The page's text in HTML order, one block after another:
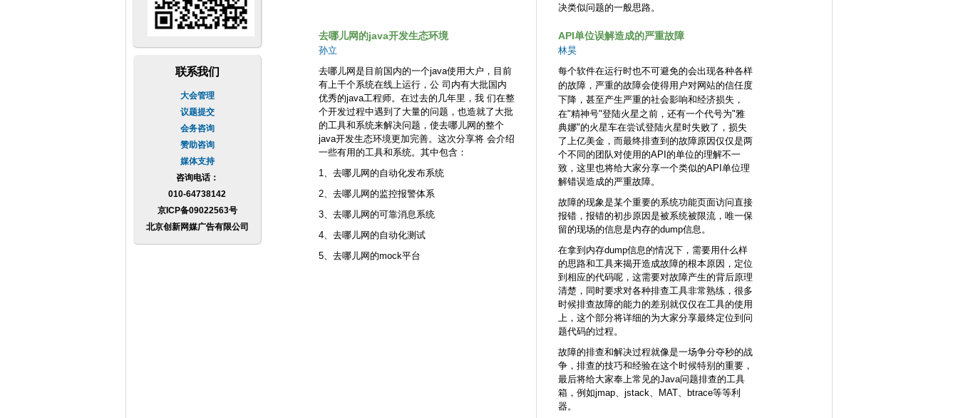
联系我们
大会管理
议题提交
会务咨询
赞助咨询
媒体支持
咨询电话：
010-64738142
京ICP备09022563号
北京创新网媒广告有限公司
决类似问题的一般思路。
去哪儿网的java开发生态环境
孙立
去哪儿网是目前国内的一个java使用大户，目前
有上千个系统在线上运行，公 司内有大批国内
优秀的java工程师。在过去的几年里，我 们在整
个开发过程中遇到了大量的问题，也造就了大批
的工具和系统来解决问题，使去哪儿网的整个
java开发生态环境更加完善。这次分享将 会介绍
一些有用的工具和系统。其中包含：
1、去哪儿网的自动化发布系统
2、去哪儿网的监控报警体系
3、去哪儿网的可靠消息系统
4、去哪儿网的自动化测试
5、去哪儿网的mock平台
API单位误解造成的严重故障
林昊
每个软件在运行时也不可避免的会出现各种各样
的故障，严重的故障会使得用户对网站的信任度
下降，甚至产生严重的社会影响和经济损失，
在"精神号"登陆火星之前，还有一个代号为"雅
典娜"的火星车在尝试登陆火星时失败了，损失
了上亿美金，而最终排查到的故障原因仅仅是两
个不同的团队对使用的API的单位的理解不一
致，这里也将给大家分享一个类似的API单位理
解错误造成的严重故障。
故障的现象是某个重要的系统功能页面访问直接
报错，报错的初步原因是被系统被限流，唯一保
留的现场的信息是内存的dump信息。
在拿到内存dump信息的情况下，需要用什么样
的思路和工具来揭开造成故障的根本原因，定位
到相应的代码呢，这需要对故障产生的背后原理
清楚，同时要求对各种排查工具非常熟练，很多
时候排查故障的能力的差别就仅仅在工具的使用
上，这个部分将详细的为大家分享最终定位到问
题代码的过程。
故障的排查和解决过程就像是一场争分夺秒的战
争，排查的技巧和经验在这个时候特别的重要，
最后将给大家奉上常见的Java问题排查的工具
箱，例如jmap、jstack、MAT、btrace等等利
器。